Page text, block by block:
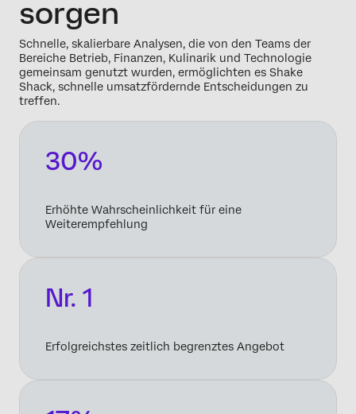
sorgen
Schnelle, skalierbare Analysen, die von den Teams der
Bereiche Betrieb, Finanzen, Kulinarik und Technologie
gemeinsam genutzt wurden, ermöglichten es Shake
Shack, schnelle umsatzfördernde Entscheidungen zu
treffen.
30%
Erhöhte Wahrscheinlichkeit für eine
Weiterempfehlung
Nr. 1
Erfolgreichstes zeitlich begrenztes Angebot